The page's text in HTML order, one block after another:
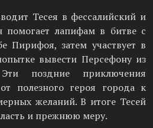
Тесея в фессалийский и
лапифам в битве с
Пирифоя, затем участвует в
вывести Персефону из
поздние приключения
полезного героя города к
желаний. В итоге Тесей
и прежнюю меру.